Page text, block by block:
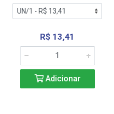
R$ 13,41
Adicionar